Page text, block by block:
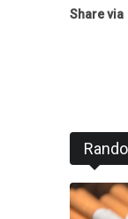
Share via